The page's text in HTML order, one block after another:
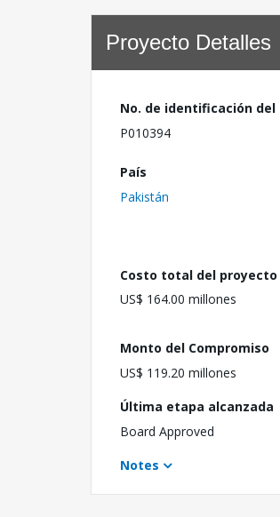
Proyecto Detalles
No. de identificación del
P010394
País
Pakistán
Costo total del proyecto
US$ 164.00 millones
Monto del Compromiso
US$ 119.20 millones
Última etapa alcanzada
Board Approved
Notes